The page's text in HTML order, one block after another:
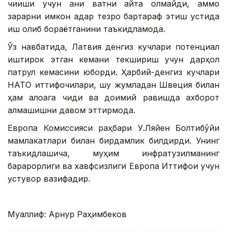
чиқиши учун аниқ вақтни айта олмайди, аммо
зарарни имкон қадар тезроқ бартараф этиш устида
иш олиб бораётганини таъкидламоқда.
Ўз навбатида, Латвия денгиз кучлари потенциал
иштирок этган кемани текшириш учун дарҳол
патрул кемасини юборди. Ҳарбий-денгиз кучлари
НАТО иттифоқчилари, шу жумладан Швеция билан
ҳам алоқага чиқди ва доимий равишда ахборот
алмашишни давом эттирмоқда.
Европа Комиссияси раҳбари У.Ляйен Болтиқбўйи
мамлакатлари билан бирдамлик билдирди. Унинг
таъкидлашича, муҳим инфратузилманинг
барқарорлиги ва хавфсизлиги Европа Иттифоқи учун
устувор вазифадир.
Муаллиф: Арнур Раҳимбеков